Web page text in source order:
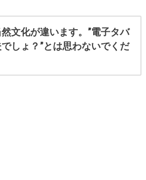
文化が違います。”電子タバ
しょ？”とは思わないでくだ